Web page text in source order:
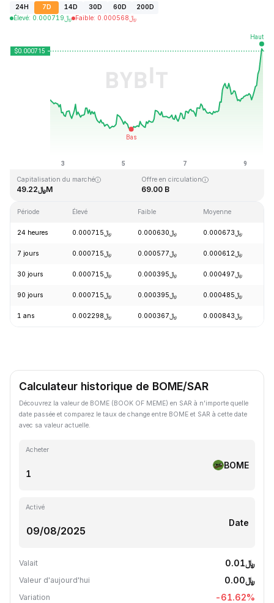
24H 7D 14D 30D 60D
200D
Élevé: ﷼0.000719 Faible: ﷼ 0.000568
Dernière mise à jour : 2026-08-09, 13:46 GMT+0
﷼0.000058
Capitalisation du marché
﷼49.22M
Offre en circulation
69.00 B
Période Élevé Faible Moyenne
24 heures ﷼0.000715 ﷼0.000630 ﷼0.000673
7 jours ﷼0.000715 ﷼0.000577 ﷼0.000612
30 jours ﷼0.000715 ﷼0.000395 ﷼0.000497
90 jours ﷼0.000715 ﷼0.000395 ﷼0.000485
1 ans ﷼0.002298 ﷼0.000367 ﷼0.000843
Calculateur historique de BOME/SAR
Découvrez la valeur de BOME (BOOK OF MEME) en SAR à n'importe quelle
date passée et comparez le taux de change entre BOME et SAR à cette date
avec sa valeur actuelle.
Acheter
BOME
Activé
Date
Valait ﷼0.01
Valeur d'aujourd'hui ﷼0.00
Variation -61.62%